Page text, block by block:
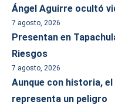
Ángel Aguirre ocultó
7 agosto, 2026
Presentan en
Riesgos
7 agosto, 2026
Aunque con historia,
representa un peligro